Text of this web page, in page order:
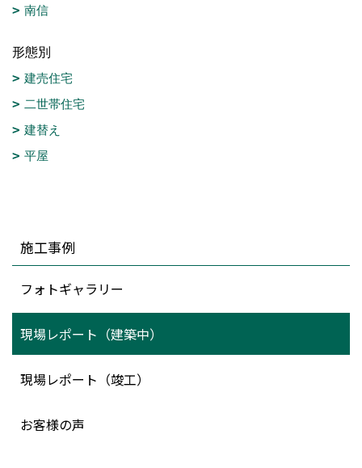
南信
形態別
建売住宅
二世帯住宅
建替え
平屋
施工事例
フォトギャラリー
現場レポート（建築中）
現場レポート（竣工）
お客様の声